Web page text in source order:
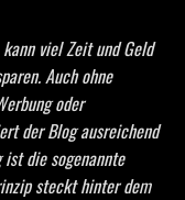
viel Zeit und Geld
Auch ohne
oder
der Blog ausreichend
die sogenannte
steckt hinter dem